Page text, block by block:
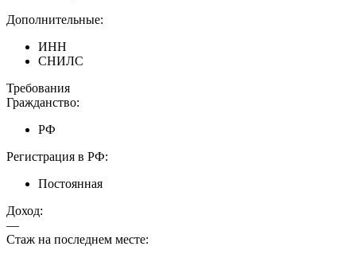
Дополнительные:
ИНН
СНИЛС
Требования
Гражданство:
РФ
Регистрация в РФ:
Постоянная
Доход:
—
Стаж на последнем месте: